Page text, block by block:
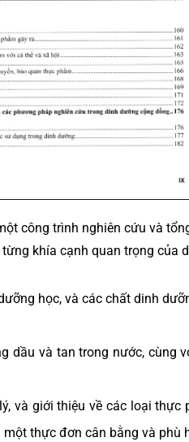
công trình nghiên cứu và
khía cạnh quan trọng của
học, và các chất dinh
dầu và tan trong nước, cùng
và giới thiệu về các loại thực
thực đơn cân bằng và phù